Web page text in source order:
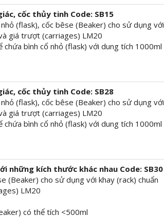
cốc thủy tinh Code: SB15
(flask), cốc bêse (Beaker) cho sử dụng với
giá trượt (carriages) LM20
chứa bình cổ nhỏ (flask) với dung tích 1000ml
cốc thủy tinh Code: SB28
(flask), cốc bêse (Beaker) cho sử dụng với
giá trượt (carriages) LM20
chứa bình cổ nhỏ (flask) với dung tích 1000ml
những kích thước khác nhau Code: SB30
(Beaker) cho sử dụng với khay (rack) chuẩn
LM20
có thể tích <500ml